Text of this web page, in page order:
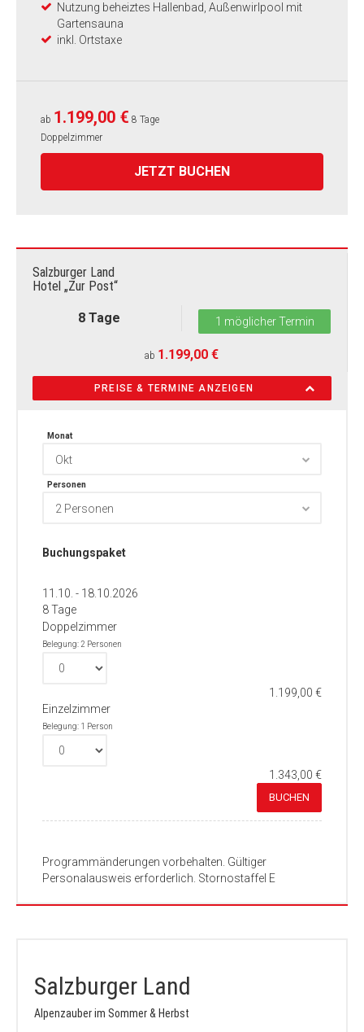
Nutzung beheiztes Hallenbad, Außenwirlpool mit
Gartensauna
inkl. Ortstaxe
ab 1.199,00 € 8 Tage
Doppelzimmer
JETZT BUCHEN
Salzburger Land
Hotel „Zur Post“
8 Tage 1 möglicher Termin
ab 1.199,00 €
PREISE & TERMINE ANZEIGEN
Monat
Okt
Personen
2 Personen
Buchungspaket
11.10. - 18.10.2026
8 Tage
Doppelzimmer
Belegung: 2 Personen
1.199,00 €
Einzelzimmer
Belegung: 1 Person
1.343,00 €
BUCHEN
Programmänderungen vorbehalten. Gültiger
Personalausweis erforderlich. Stornostaffel E
Salzburger Land
Alpenzauber im Sommer & Herbst